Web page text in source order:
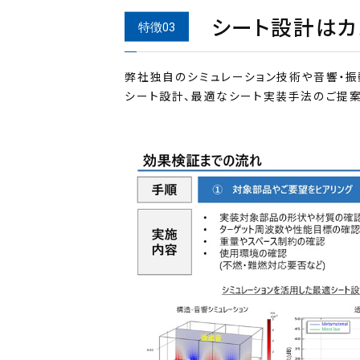
シート設計は
弊社独自のシミュレーション技術や音響・
シート設計、最適なシート実装手法のご提